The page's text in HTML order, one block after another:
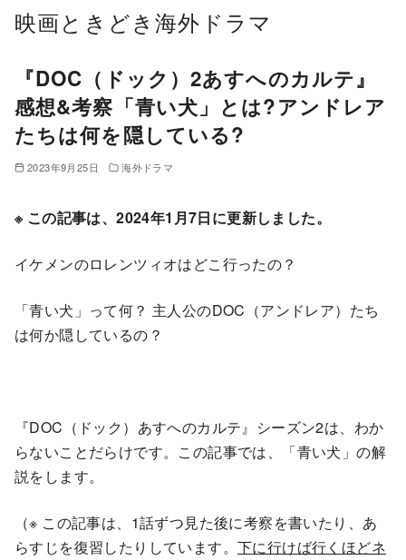
映画ときどき海外ドラマ
『DOC（ドック）2あすへのカルテ』
感想&考察「青い犬」とは?アンドレア
たちは何を隠している?
2023年9月25日 海外ドラマ
※ この記事は、2024年1月7日に更新しました。
イケメンのロレンツィオはどこ行ったの？
「青い犬」って何？ 主人公のDOC（アンドレア）たち
は何か隠しているの？
『DOC（ドック）あすへのカルテ』シーズン2は、わか
らないことだらけです。この記事では、「青い犬」の解
説をします。
（※ この記事は、1話ずつ見た後に考察を書いたり、あ
らすじを復習したりしています。 下に行けば行くほどネ